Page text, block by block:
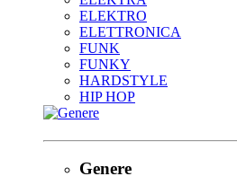
ELEKTRO
ELETTRONICA
FUNK
FUNKY
HARDSTYLE
HIP HOP
Genere